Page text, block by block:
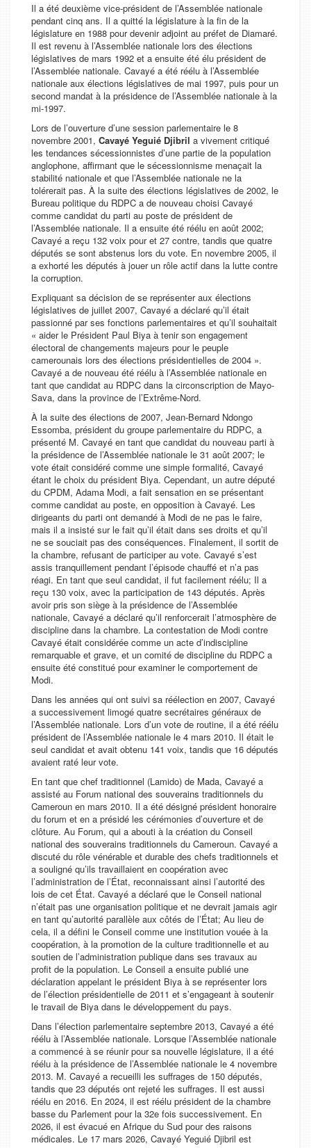
Il a été deuxième vice-président de l’Assemblée nationale
pendant cinq ans. Il a quitté la législature à la fin de la
législature en 1988 pour devenir adjoint au préfet de Diamaré.
Il est revenu à l’Assemblée nationale lors des élections
législatives de mars 1992 et a ensuite été élu président de
l’Assemblée nationale. Cavayé a été réélu à l’Assemblée
nationale aux élections législatives de mai 1997, puis pour un
second mandat à la présidence de l’Assemblée nationale à la
mi-1997.
Lors de l’ouverture d’une session parlementaire le 8
novembre 2001, Cavayé Yeguié Djibril a vivement critiqué
les tendances sécessionnistes d’une partie de la population
anglophone, affirmant que le sécessionnisme menaçait la
stabilité nationale et que l’Assemblée nationale ne la
tolérerait pas. À la suite des élections législatives de 2002, le
Bureau politique du RDPC a de nouveau choisi Cavayé
comme candidat du parti au poste de président de
l’Assemblée nationale. Il a ensuite été réélu en août 2002;
Cavayé a reçu 132 voix pour et 27 contre, tandis que quatre
députés se sont abstenus lors du vote. En novembre 2005, il
a exhorté les députés à jouer un rôle actif dans la lutte contre
la corruption.
Expliquant sa décision de se représenter aux élections
législatives de juillet 2007, Cavayé a déclaré qu’il était
passionné par ses fonctions parlementaires et qu’il souhaitait
« aider le Président Paul Biya à tenir son engagement
électoral de changements majeurs pour le peuple
camerounais lors des élections présidentielles de 2004 ».
Cavayé a de nouveau été réélu à l’Assemblée nationale en
tant que candidat au RDPC dans la circonscription de Mayo-
Sava, dans la province de l’Extrême-Nord.
À la suite des élections de 2007, Jean-Bernard Ndongo
Essomba, président du groupe parlementaire du RDPC, a
présenté M. Cavayé en tant que candidat du nouveau parti à
la présidence de l’Assemblée nationale le 31 août 2007; le
vote était considéré comme une simple formalité, Cavayé
étant le choix du président Biya. Cependant, un autre député
du CPDM, Adama Modi, a fait sensation en se présentant
comme candidat au poste, en opposition à Cavayé. Les
dirigeants du parti ont demandé à Modi de ne pas le faire,
mais il a insisté sur le fait qu’il était dans ses droits et qu’il
ne se souciait pas des conséquences. Finalement, il sortit de
la chambre, refusant de participer au vote. Cavayé s’est
assis tranquillement pendant l’épisode chauffé et n’a pas
réagi. En tant que seul candidat, il fut facilement réélu; Il a
reçu 130 voix, avec la participation de 143 députés. Après
avoir pris son siège à la présidence de l’Assemblée
nationale, Cavayé a déclaré qu’il renforcerait l’atmosphère de
discipline dans la chambre. La contestation de Modi contre
Cavayé était considérée comme un acte d’indiscipline
remarquable et grave, et un comité de discipline du RDPC a
ensuite été constitué pour examiner le comportement de
Modi.
Dans les années qui ont suivi sa réélection en 2007, Cavayé
a successivement limogé quatre secrétaires généraux de
l’Assemblée nationale. Lors d’un vote de routine, il a été réélu
président de l’Assemblée nationale le 4 mars 2010. Il était le
seul candidat et avait obtenu 141 voix, tandis que 16 députés
avaient raté leur vote.
En tant que chef traditionnel (Lamido) de Mada, Cavayé a
assisté au Forum national des souverains traditionnels du
Cameroun en mars 2010. Il a été désigné président honoraire
du forum et en a présidé les cérémonies d’ouverture et de
clôture. Au Forum, qui a abouti à la création du Conseil
national des souverains traditionnels du Cameroun. Cavayé a
discuté du rôle vénérable et durable des chefs traditionnels et
a souligné qu’ils travaillaient en coopération avec
l’administration de l’État, reconnaissant ainsi l’autorité des
lois de cet État. Cavayé a déclaré que le Conseil national
n’était pas une organisation politique et ne devrait jamais agir
en tant qu’autorité parallèle aux côtés de l’État; Au lieu de
cela, il a défini le Conseil comme une institution vouée à la
coopération, à la promotion de la culture traditionnelle et au
soutien de l’administration publique dans ses travaux au
profit de la population. Le Conseil a ensuite publié une
déclaration appelant le président Biya à se représenter lors
de l’élection présidentielle de 2011 et s’engageant à soutenir
le travail de Biya dans le développement du pays.
Dans l’élection parlementaire septembre 2013, Cavayé a été
réélu à l’Assemblée nationale. Lorsque l’Assemblée nationale
a commencé à se réunir pour sa nouvelle législature, il a été
réélu à la présidence de l’Assemblée nationale le 4 novembre
2013. M. Cavayé a recueilli les suffrages de 150 députés,
tandis que 23 députés ont rejeté les suffrages. Il est aussi
réélu en 2016. En 2024, il est réélu président de la chambre
basse du Parlement pour la 32e fois successivement. En
2026, il est évacué en Afrique du Sud pour des raisons
médicales. Le 17 mars 2026, Cavayé Yeguié Djibril est